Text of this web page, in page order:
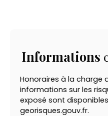
Informations
Honoraires à la charge
informations sur les
exposé sont
georisques.gouv.fr.